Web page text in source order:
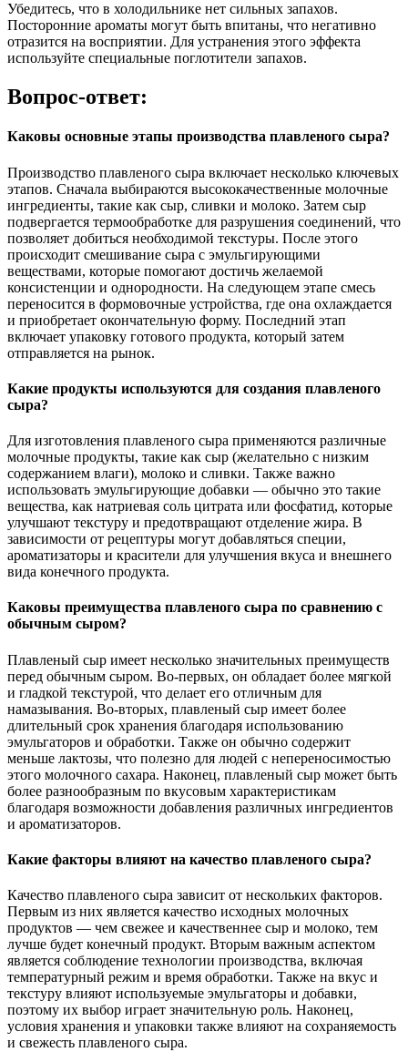
Убедитесь, что в холодильнике нет сильных запахов.
Посторонние ароматы могут быть впитаны, что негативно
отразится на восприятии. Для устранения этого эффекта
используйте специальные поглотители запахов.
Вопрос-ответ:
Каковы основные этапы производства плавленого сыра?
Производство плавленого сыра включает несколько ключевых
этапов. Сначала выбираются высококачественные молочные
ингредиенты, такие как сыр, сливки и молоко. Затем сыр
подвергается термообработке для разрушения соединений, что
позволяет добиться необходимой текстуры. После этого
происходит смешивание сыра с эмульгирующими
веществами, которые помогают достичь желаемой
консистенции и однородности. На следующем этапе смесь
переносится в формовочные устройства, где она охлаждается
и приобретает окончательную форму. Последний этап
включает упаковку готового продукта, который затем
отправляется на рынок.
Какие продукты используются для создания плавленого
сыра?
Для изготовления плавленого сыра применяются различные
молочные продукты, такие как сыр (желательно с низким
содержанием влаги), молоко и сливки. Также важно
использовать эмульгирующие добавки — обычно это такие
вещества, как натриевая соль цитрата или фосфатид, которые
улучшают текстуру и предотвращают отделение жира. В
зависимости от рецептуры могут добавляться специи,
ароматизаторы и красители для улучшения вкуса и внешнего
вида конечного продукта.
Каковы преимущества плавленого сыра по сравнению с
обычным сыром?
Плавленый сыр имеет несколько значительных преимуществ
перед обычным сыром. Во-первых, он обладает более мягкой
и гладкой текстурой, что делает его отличным для
намазывания. Во-вторых, плавленый сыр имеет более
длительный срок хранения благодаря использованию
эмульгаторов и обработки. Также он обычно содержит
меньше лактозы, что полезно для людей с непереносимостью
этого молочного сахара. Наконец, плавленый сыр может быть
более разнообразным по вкусовым характеристикам
благодаря возможности добавления различных ингредиентов
и ароматизаторов.
Какие факторы влияют на качество плавленого сыра?
Качество плавленого сыра зависит от нескольких факторов.
Первым из них является качество исходных молочных
продуктов — чем свежее и качественнее сыр и молоко, тем
лучше будет конечный продукт. Вторым важным аспектом
является соблюдение технологии производства, включая
температурный режим и время обработки. Также на вкус и
текстуру влияют используемые эмульгаторы и добавки,
поэтому их выбор играет значительную роль. Наконец,
условия хранения и упаковки также влияют на сохраняемость
и свежесть плавленого сыра.